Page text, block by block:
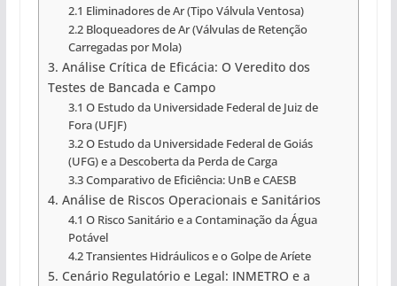
2.1 Eliminadores de Ar (Tipo Válvula Ventosa)
2.2 Bloqueadores de Ar (Válvulas de Retenção
Carregadas por Mola)
3. Análise Crítica de Eficácia: O Veredito dos
Testes de Bancada e Campo
3.1 O Estudo da Universidade Federal de Juiz de
Fora (UFJF)
3.2 O Estudo da Universidade Federal de Goiás
(UFG) e a Descoberta da Perda de Carga
3.3 Comparativo de Eficiência: UnB e CAESB
4. Análise de Riscos Operacionais e Sanitários
4.1 O Risco Sanitário e a Contaminação da Água
Potável
4.2 Transientes Hidráulicos e o Golpe de Aríete
5. Cenário Regulatório e Legal: INMETRO e a